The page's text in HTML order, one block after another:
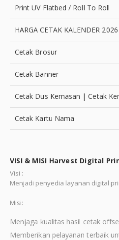
Print UV Flatbed / Roll To Roll
HARGA CETAK KALENDER 2026
Cetak Brosur
Cetak Banner
Cetak Dus Kemasan | Cetak
Cetak Kartu Nama
VISI & MISI Harvest Digital
Visi :
Menjadi penyedia layanan digital
Misi:
Menjaga kualitas hasil cetak
Memberikan pelayanan terbaik